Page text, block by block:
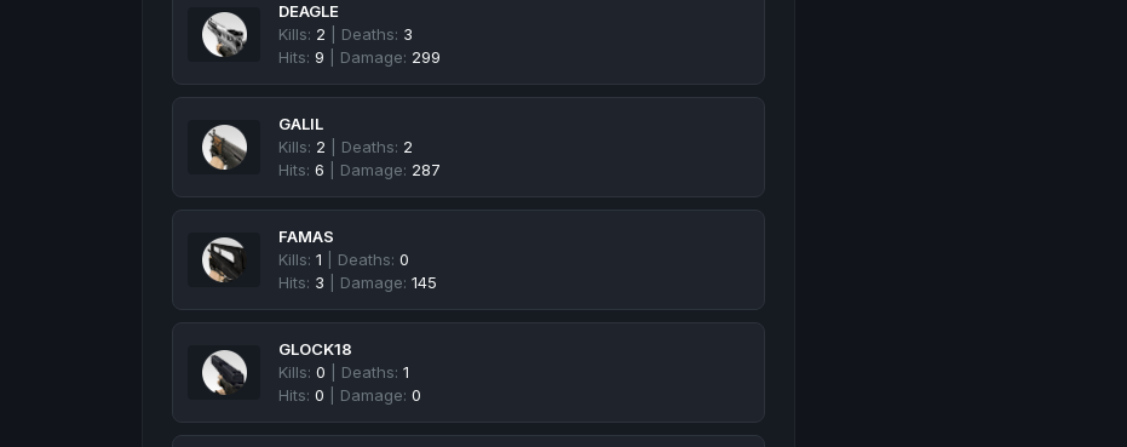
DEAGLE
Kills: 2 | Deaths: 3
Hits: 9 | Damage: 299
GALIL
Kills: 2 | Deaths: 2
Hits: 6 | Damage: 287
FAMAS
Kills: 1 | Deaths: 0
Hits: 3 | Damage: 145
GLOCK18
Kills: 0 | Deaths: 1
Hits: 0 | Damage: 0